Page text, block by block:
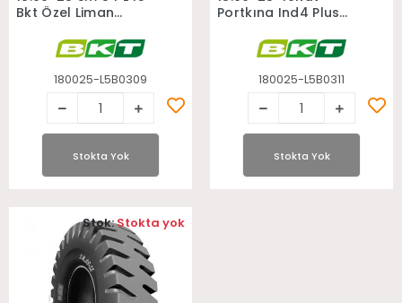
Bkt Özel Liman
180025-L5B0309
Stokta Yok
Portkıng Ind4 Plus
Forklift Lastiği
180025-L5B0311
Stokta Yok
Stok:Stokta yok